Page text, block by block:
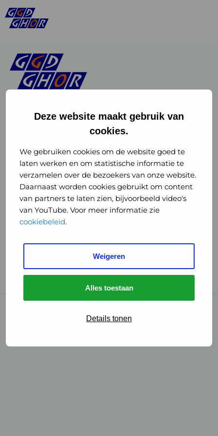
Deze website maakt gebruik van
cookies.
We gebruiken cookies om de website goed te
laten werken en om statistische informatie te
verzamelen over de bezoekers van onze website.
Daarnaast worden cookies gebruikt om content
van partners te laten zien, bijvoorbeeld video's
van YouTube. Voor meer informatie zie
cookiebeleid.
Weigeren
Alles toestaan
Details tonen
of
GGD
GHOR
Nederland
Instagram
of
GGD
GHOR
Nederland
GGD Reizen op social media
GGD Reizen
GGD Reisvaccinaties